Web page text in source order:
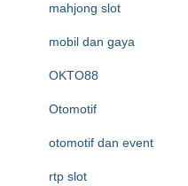
mahjong slot
mobil dan gaya
OKTO88
Otomotif
otomotif dan event
rtp slot